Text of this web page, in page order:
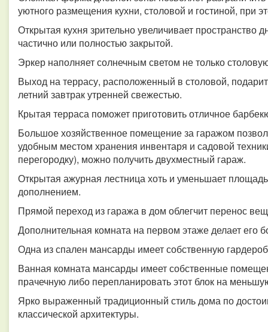
уютного размещения кухни, столовой и гостиной, при
Открытая кухня зрительно увеличивает
частично или полностью закрытой.
Эркер наполняет солнечным светом не только
Выход на террасу, расположенный в столовой,
летний завтрак утренней свежестью.
Крытая терраса поможет приготовить отличное
Большое хозяйственное помещение за гаражом
удобным местом хранения инвентаря и садовой
перегородку), можно получить двухместный гараж.
Открытая ажурная лестница хоть и уменьшает
дополнением.
Прямой переход из гаража в дом облегчит перенос
Дополнительная комната на первом этаже делает
Одна из спален мансарды имеет собственную
Ванная комната мансарды имеет собственные
прачечную либо перепланировать этот блок на
Ярко выраженный традиционный стиль дома по
классической архитектуры.